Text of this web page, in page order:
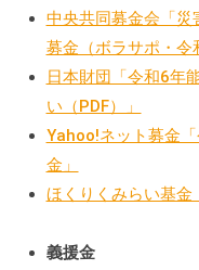
中央共同募金会「災
募金（ボラサポ・令
日本財団「令和6年
い（PDF）」
Yahoo!ネット募金
金」
ほくりくみらい基金
義援金